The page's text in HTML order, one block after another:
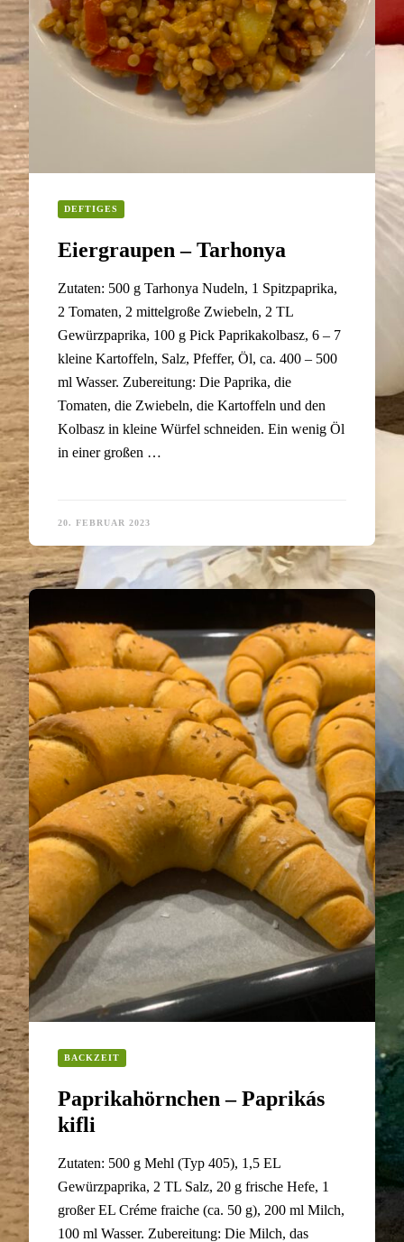
DEFTIGES
Eiergraupen – Tarhonya
Zutaten: 500 g Tarhonya Nudeln, 1 Spitzpaprika,
2 Tomaten, 2 mittelgroße Zwiebeln, 2 TL
Gewürzpaprika, 100 g Pick Paprikakolbasz, 6 – 7
kleine Kartoffeln, Salz, Pfeffer, Öl, ca. 400 – 500
ml Wasser. Zubereitung: Die Paprika, die
Tomaten, die Zwiebeln, die Kartoffeln und den
Kolbasz in kleine Würfel schneiden. Ein wenig Öl
in einer großen …
20. FEBRUAR 2023
BACKZEIT
Paprikahörnchen – Paprikás
kifli
Zutaten: 500 g Mehl (Typ 405), 1,5 EL
Gewürzpaprika, 2 TL Salz, 20 g frische Hefe, 1
großer EL Créme fraiche (ca. 50 g), 200 ml Milch,
100 ml Wasser. Zubereitung: Die Milch, das